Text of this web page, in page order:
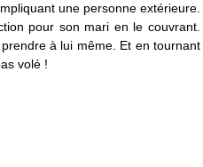
une personne extérieure.
pour son mari en le couvrant.
à lui même. Et en tournant
volé !